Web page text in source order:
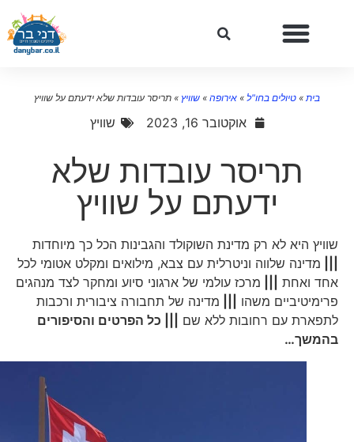
»טיולים בחו"ל»אירופה»שוויץ»תריסר עובדות שלא ידעתם על שוויץ
אוקטובר 16, 2023 שוויץ
תריסר עובדות שלא
ידעתם על שוויץ
שוויץ היא לא רק מדינת השוקולד והגבינות הכל כך מיוחדות
מדינה שלווה וניטרלית עם צבא, מילואים ומקלט אטומי לכל
אחד ואחת|||
מרכז עולמי של ארגוני סיוע ומחקר לצד מנהגים
פרימיטיביים משהו|||
מדינה של תחבורה ציבורית ורכבות
לתפארת עם רחובות ללא שם||| כל הפרטים והסיפורים
בהמשך…